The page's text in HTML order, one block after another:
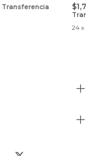
Transferencia
24 x